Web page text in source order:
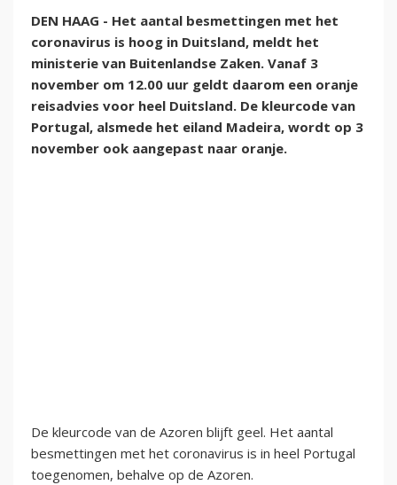
DEN HAAG - Het aantal besmettingen met het
coronavirus is hoog in Duitsland, meldt het
ministerie van Buitenlandse Zaken. Vanaf 3
november om 12.00 uur geldt daarom een oranje
reisadvies voor heel Duitsland. De kleurcode van
Portugal, alsmede het eiland Madeira, wordt op 3
november ook aangepast naar oranje.
De kleurcode van de Azoren blijft geel. Het aantal
besmettingen met het coronavirus is in heel Portugal
toegenomen, behalve op de Azoren.